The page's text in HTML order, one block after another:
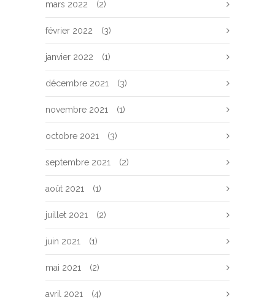
mars 2022 (2)
février 2022 (3)
janvier 2022 (1)
décembre 2021 (3)
novembre 2021 (1)
octobre 2021 (3)
septembre 2021 (2)
août 2021 (1)
juillet 2021 (2)
juin 2021 (1)
mai 2021 (2)
avril 2021 (4)